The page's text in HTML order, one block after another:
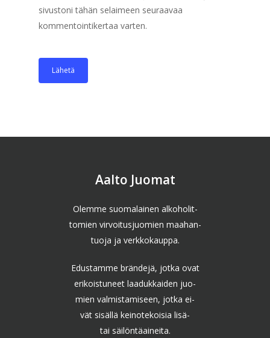
sivustoni tähän selaimeen seuraavaa
kommentointikertaa varten.
Aalto Juomat
Olemme suomalainen alkoholit-
tomien virvoitusjuomien maahan-
tuoja ja verkkokauppa.
Edustamme brändejä, jotka ovat
erikoistuneet laadukkaiden juo-
mien valmistamiseen, jotka ei-
vät sisällä keinotekoisia lisä-
tai säilöntäaineita.